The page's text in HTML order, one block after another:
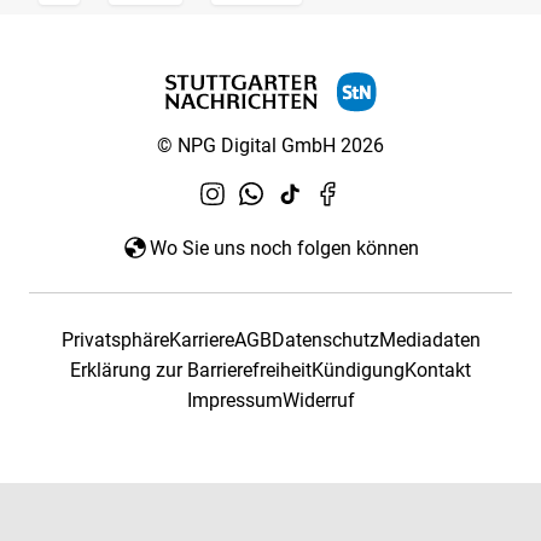
© NPG Digital GmbH 2026
Wo Sie uns noch folgen können
PrivatsphäreKarriereAGBDatenschutzMediadaten
Erklärung zur BarrierefreiheitKündigungKontakt
ImpressumWiderruf